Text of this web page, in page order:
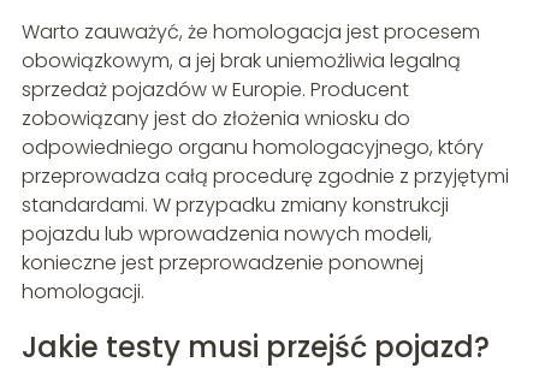
Warto zauważyć, że homologacja jest procesem
obowiązkowym, a jej brak uniemożliwia legalną
sprzedaż pojazdów w Europie. Producent
zobowiązany jest do złożenia wniosku do
odpowiedniego organu homologacyjnego, który
przeprowadza całą procedurę zgodnie z przyjętymi
standardami. W przypadku zmiany konstrukcji
pojazdu lub wprowadzenia nowych modeli,
konieczne jest przeprowadzenie ponownej
homologacji.
Jakie testy musi przejść pojazd?